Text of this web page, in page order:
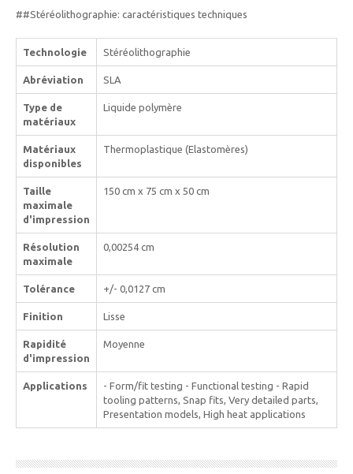
##Stéréolithographie: caractéristiques techniques
Technologie Stéréolithographie
Abréviation SLA
Type de
matériaux
Liquide polymère
Matériaux
disponibles
Thermoplastique (Elastomères)
Taille
maximale
d'impression
150 cm x 75 cm x 50 cm
Résolution
maximale
0,00254 cm
Tolérance +/- 0,0127 cm
Finition Lisse
Rapidité
d'impression
Moyenne
Applications
- Form/fit testing - Functional testing - Rapid
tooling patterns, Snap fits, Very detailed parts,
Presentation models, High heat applications